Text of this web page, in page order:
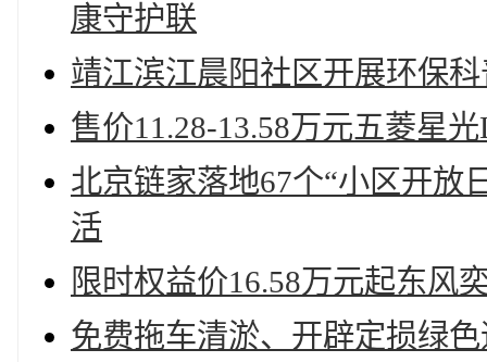
康守护联
靖江滨江晨阳社区开展环保
售价11.28-13.58万元五菱星
北京链家落地67个“小区开放
活
限时权益价16.58万元起东风
免费拖车清淤、开辟定损绿